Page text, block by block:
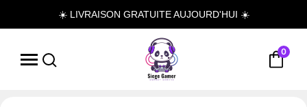
☀️ LIVRAISON GRATUITE AUJOURD'HUI ☀️
0